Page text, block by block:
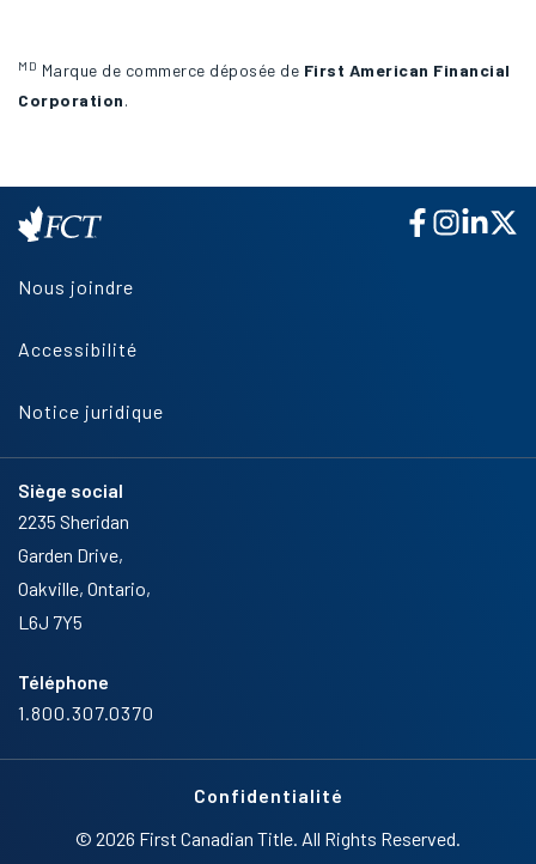
MD Marque de commerce déposée de First American Financial
Corporation.
Siège social
2235 Sheridan
Garden Drive,
Oakville, Ontario,
L6J 7Y5
Téléphone
1.800.307.0370
Nous joindre
Accessibilité
Notice juridique
© 2026 First Canadian Title. All Rights Reserved.
Confidentialité